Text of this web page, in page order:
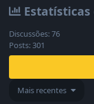
Estatísticas
Discussões:76
Posts:301
Mais recentes